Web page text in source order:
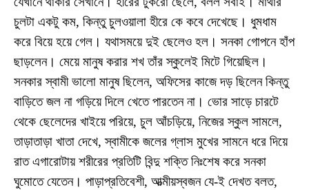
চুলটা একটু কম, কিন্তু চুলওয়ালা হীরে কে কবে দেখেছে। ধুমধাম
করে বিয়ে হয়ে গেল। যথাসময়ে দুই ছেলেও হল। সনকা গোপনে হাঁপ
ছাড়লেন। মেয়ে মানুষ করার শখ তাঁর স্কুলেই মিটে গিয়েছিল।
সনকার স্বামী ভালো মানুষ ছিলেন, অফিসের কাজে দড় ছিলেন কিন্তু
বাড়িতে জল না গড়িয়ে দিলে খেতে পারতেন না। ভোর সাড়ে চারটে
থেকে ছেলেদের খাইয়ে পরিয়ে, চুল আঁচড়িয়ে, নিজের স্কুল সামলে,
তাড়াতাড়া খাতা দেখে, স্বামীকে জলের গ্লাস মুখের সামনে ধরে দিয়ে
রাত এগারোটায় শরীরের প্রতিটি বিন্দু শক্তি নিঃশেষ করে সনকা
ঘুমোতে যেতেন। পাড়াপ্রতিবেশী, আত্মীয়স্বজন যে-ই দেখত বলত,